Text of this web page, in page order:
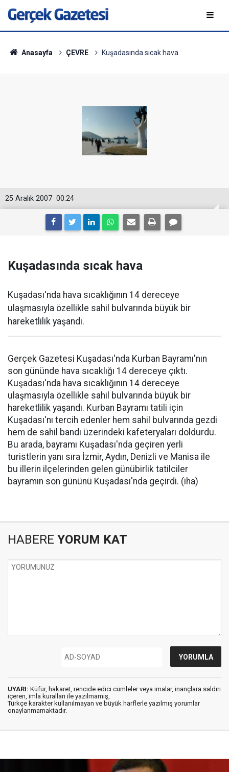
Anasayfa ÇEVRE Kuşadasında sıcak hava
00:24
25 Aralık 2007
Kuşadasında sıcak hava
Kuşadası'nda hava sıcaklığının 14 dereceye
ulaşmasıyla özellikle sahil bulvarında büyük bir
hareketlilik yaşandı.
Gerçek Gazetesi Kuşadası'nda Kurban Bayramı'nın
son gününde hava sıcaklığı 14 dereceye çıktı.
Kuşadası'nda hava sıcaklığının 14 dereceye
ulaşmasıyla özellikle sahil bulvarında büyük bir
hareketlilik yaşandı. Kurban Bayramı tatili için
Kuşadası'nı tercih edenler hem sahil bulvarında gezdi
hem de sahil bandı üzerindeki kafeteryaları doldurdu.
Bu arada, bayramı Kuşadası'nda geçiren yerli
turistlerin yanı sıra İzmir, Aydın, Denizli ve Manisa ile
bu illerin ilçelerinden gelen günübirlik tatilciler
bayramın son gününü Kuşadası'nda geçirdi. (iha)
HABERE YORUM KAT
UYARI: Küfür, hakaret, rencide edici cümleler veya imalar, inançlara saldırı
içeren, imla kuralları ile yazılmamış,
Türkçe karakter kullanılmayan ve büyük harflerle yazılmış yorumlar
onaylanmamaktadır.